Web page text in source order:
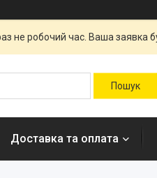
не робочий час. Ваша заявка
Доставка та оплата